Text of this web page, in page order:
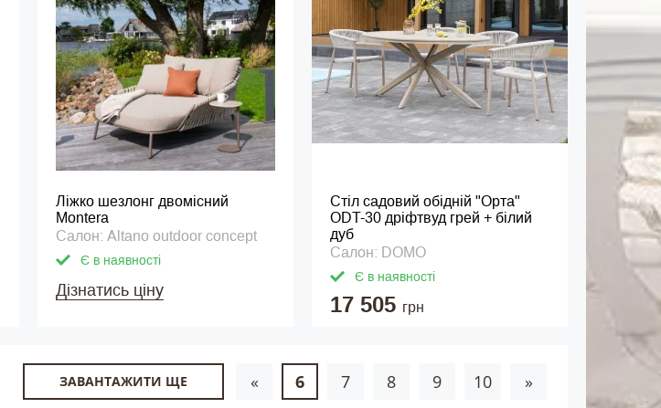
Ліжко шезлонг двомісний
Montera
Салон: Altano outdoor concept
Є в наявності
Дізнатись ціну
Стіл садовий обідній "Орта"
ODT-30 дріфтвуд грей + білий
дуб
Салон: DOMO
Є в наявності
17 505 грн
« 6 7 8 9 10 »
ЗАВАНТАЖИТИ ЩЕ